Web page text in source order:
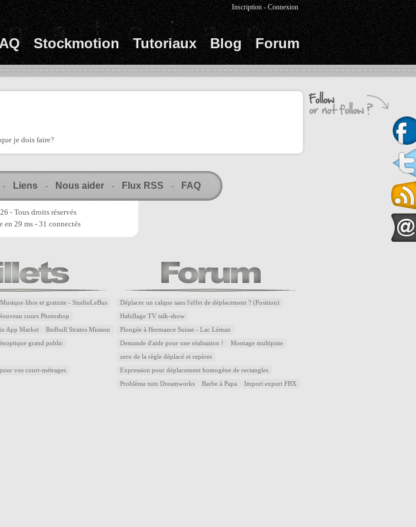
Stockmotion Tutoriaux Blog Forum
Inscription -Connexion
je dois faire?
- Liens - Nous aider - Flux RSS - FAQ
- Tous droits réservés
en 29 ms - 31 connectés
Musique libre et gratuite - StudioLeBus
cours Photoshop
App Market Redbull Stratos Mission
grand public
vos court-métrages
Déplacer un calque sans l'effet de déplacement ? (Position)
Habillage TV talk-show
Plongée à Hermance Suisse - Lac Léman
Demande d'aide pour une réalisation ! Montage multipiste
zero de la règle déplacé et repères
Expression pour déplacement homogène de rectangles
Problème tuto Dreamworks Barbe à Papa Import export FBX